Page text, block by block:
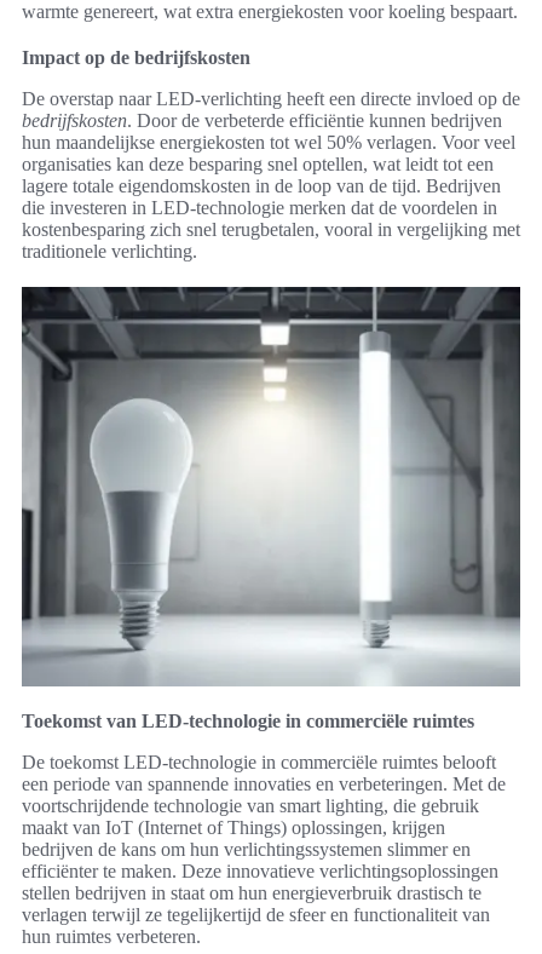
warmte genereert, wat extra energiekosten voor koeling bespaart.
Impact op de bedrijfskosten
De overstap naar LED-verlichting heeft een directe invloed op de
bedrijfskosten. Door de verbeterde efficiëntie kunnen bedrijven
hun maandelijkse energiekosten tot wel 50% verlagen. Voor veel
organisaties kan deze besparing snel optellen, wat leidt tot een
lagere totale eigendomskosten in de loop van de tijd. Bedrijven
die investeren in LED-technologie merken dat de voordelen in
kostenbesparing zich snel terugbetalen, vooral in vergelijking met
traditionele verlichting.
Toekomst van LED-technologie in commerciële ruimtes
De toekomst LED-technologie in commerciële ruimtes belooft
een periode van spannende innovaties en verbeteringen. Met de
voortschrijdende technologie van smart lighting, die gebruik
maakt van IoT (Internet of Things) oplossingen, krijgen
bedrijven de kans om hun verlichtingssystemen slimmer en
efficiënter te maken. Deze innovatieve verlichtingsoplossingen
stellen bedrijven in staat om hun energieverbruik drastisch te
verlagen terwijl ze tegelijkertijd de sfeer en functionaliteit van
hun ruimtes verbeteren.